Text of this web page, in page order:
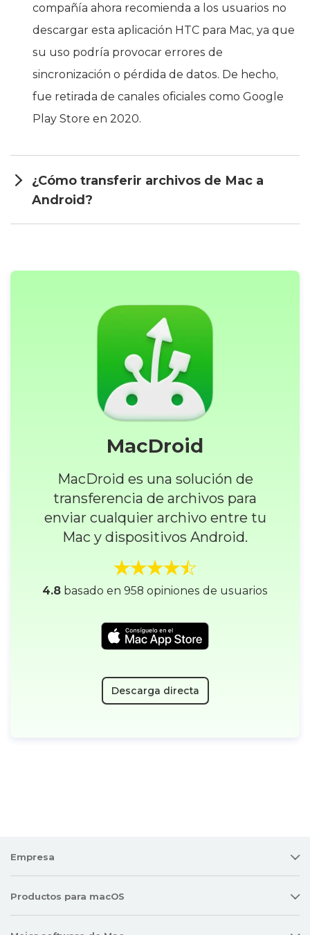
compañía ahora recomienda a los usuarios no
descargar esta aplicación HTC para Mac, ya que
su uso podría provocar errores de
sincronización o pérdida de datos. De hecho,
fue retirada de canales oficiales como Google
Play Store en 2020.
¿Cómo transferir archivos de Mac a
Android?
MacDroid
MacDroid es una solución de
transferencia de archivos para
enviar cualquier archivo entre tu
Mac y dispositivos Android.
4.8 basado en 958 opiniones de usuarios
Descarga directa
Empresa
Productos para macOS